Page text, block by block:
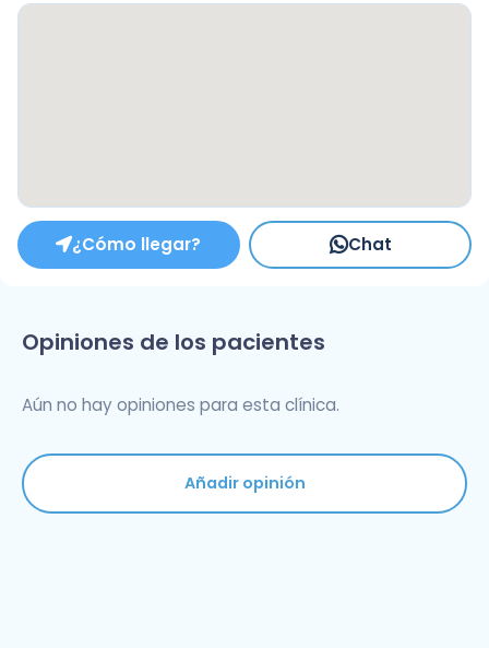
¿Cómo llegar? Chat
Opiniones de los pacientes
Aún no hay opiniones para esta clínica.
Añadir opinión